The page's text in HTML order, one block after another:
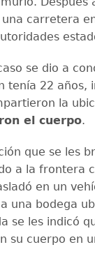
carretera
se dio a
tenía 22 años,
la
el cuerpo.
que se les
a la frontera
en un
una bodega
se les indicó
su cuerpo en